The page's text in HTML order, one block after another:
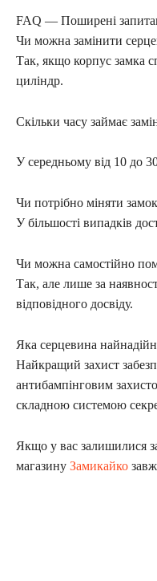
FAQ — Поширені
Чи можна замінити
Так, якщо корпус замка
циліндр.
Скільки часу займає
У середньому від 10 до
Чи потрібно міняти
У більшості випадків
Чи можна самостійно
Так, але лише за
відповідного досвіду.
Яка серцевина
Найкращий захист
антибампінговим
складною системою
Якщо у вас залишилися
магазину Замикайко